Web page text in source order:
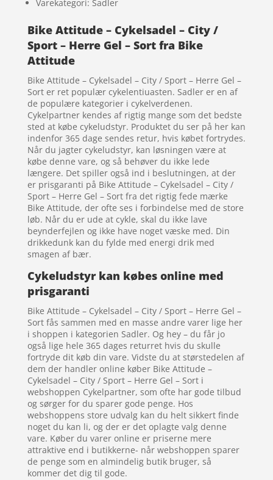
Varekategori: Sadler
Bike Attitude – Cykelsadel – City /
Sport – Herre Gel – Sort fra Bike
Attitude
Bike Attitude – Cykelsadel – City / Sport – Herre Gel –
Sort er ret populær cykelentiuasten. Sadler er en af
de populære kategorier i cykelverdenen.
Cykelpartner kendes af rigtig mange som det bedste
sted at købe cykeludstyr. Produktet du ser på her kan
indenfor 365 dage sendes retur, hvis købet fortrydes.
Når du jagter cykeludstyr, kan løsningen være at
købe denne vare, og så behøver du ikke lede
længere. Det spiller også ind i beslutningen, at der
er prisgaranti på Bike Attitude – Cykelsadel – City /
Sport – Herre Gel – Sort fra det rigtig fede mærke
Bike Attitude, der ofte ses i forbindelse med de store
løb. Når du er ude at cykle, skal du ikke lave
beynderfejlen og ikke have noget væske med. Din
drikkedunk kan du fylde med energi drik med
smagen af bær.
Cykeludstyr kan købes online med
prisgaranti
Bike Attitude – Cykelsadel – City / Sport – Herre Gel –
Sort fås sammen med en masse andre varer lige her
i shoppen i kategorien Sadler. Og hey – du får jo
også lige hele 365 dages returret hvis du skulle
fortryde dit køb din vare. Vidste du at størstedelen af
dem der handler online køber Bike Attitude –
Cykelsadel – City / Sport – Herre Gel – Sort i
webshoppen Cykelpartner, som ofte har gode tilbud
og sørger for du sparer gode penge. Hos
webshoppens store udvalg kan du helt sikkert finde
noget du kan li, og der er det oplagte valg denne
vare. Køber du varer online er priserne mere
attraktive end i butikkerne- når webshoppen sparer
de penge som en almindelig butik bruger, så
kommer det dig til gode.